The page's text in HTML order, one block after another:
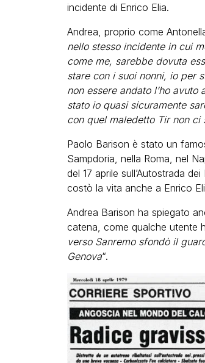
incidente di Enrico Elia.
Andrea, proprio come
nello stesso incidente in cui
come me, sarebbe dovuta
stare con i suoi nonni, io per
non essere andato l’ho
stato io quasi sicuramente
con quel maledetto Tir non
Paolo Barison è stato un
Sampdoria, nella Roma, nel
del 17 aprile sull’Autostrada
costò la vita anche a Enrico
Andrea Barison ha spiegato
catena, come qualche utente
verso Sanremo sfondò il
Genova“.